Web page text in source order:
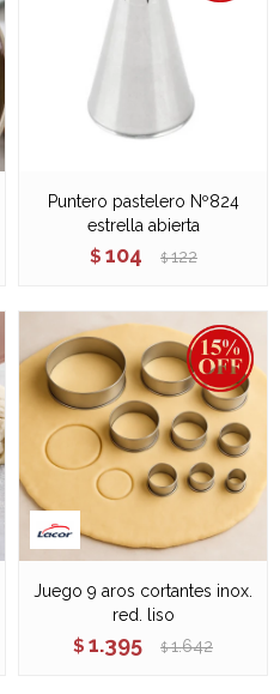
Puntero pastelero Nº824
estrella abierta
$ 104 $ 122
Juego 9 aros cortantes inox.
red. liso
$ 1.395 $ 1.642